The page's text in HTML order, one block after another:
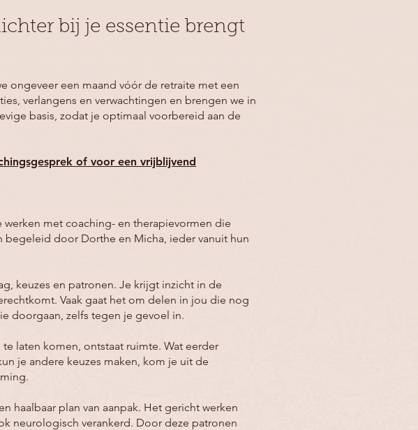
bij je essentie brengt
ongeveer een maand vóór de retraite met een
verlangens en verwachtingen en brengen we in
basis, zodat je optimaal voorbereid aan de
of voor een vrijblijvend
met coaching- en therapievormen die
door Dorthe en Micha, ieder vanuit hun
keuzes en patronen. Je krijgt inzicht in de
Vaak gaat het om delen in jou die nog
doorgaan, zelfs tegen je gevoel in.
laten komen, ontstaat ruimte. Wat eerder
je andere keuzes maken, kom je uit de
haalbaar plan van aanpak. Het gericht werken
neurologisch verankerd. Door deze patronen